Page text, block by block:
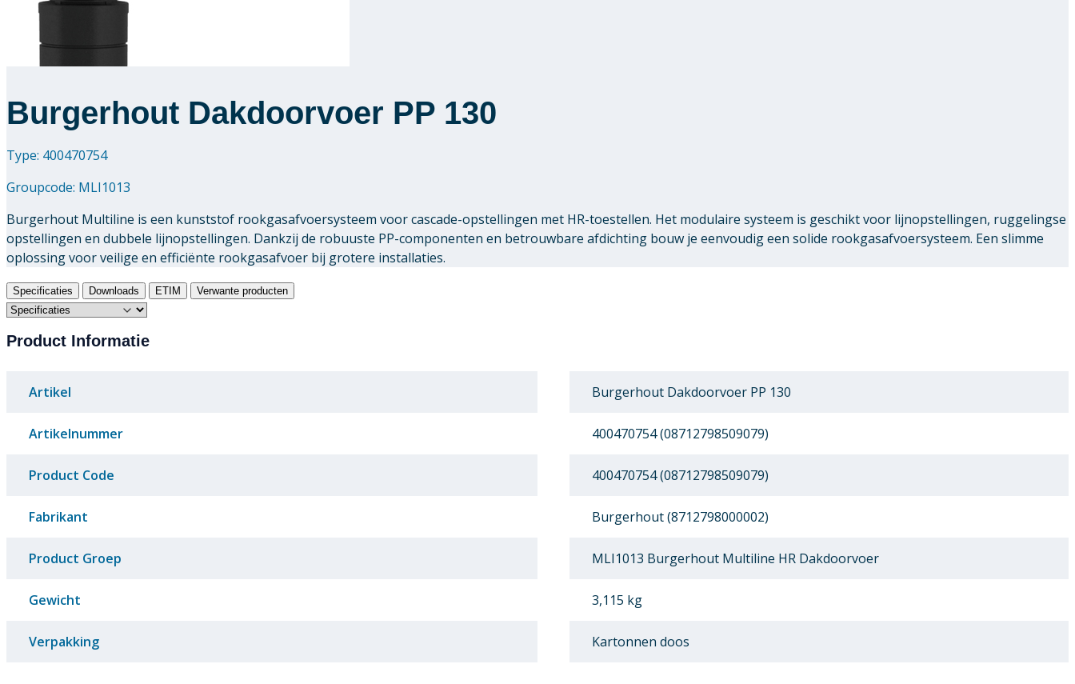
Burgerhout Dakdoorvoer PP 130
Type: 400470754
Groupcode: MLI1013
Burgerhout Multiline is een kunststof rookgasafvoersysteem voor cascade-opstellingen met HR-toestellen. Het modulaire systeem is geschikt voor lijnopstellingen, ruggelingse
opstellingen en dubbele lijnopstellingen. Dankzij de robuuste PP-componenten en betrouwbare afdichting bouw je eenvoudig een solide rookgasafvoersysteem. Een slimme
oplossing voor veilige en efficiënte rookgasafvoer bij grotere installaties.
Specificaties Downloads ETIM Verwante producten
Product Informatie
Artikel Burgerhout Dakdoorvoer PP 130
Artikelnummer 400470754 (08712798509079)
Product Code 400470754 (08712798509079)
Fabrikant Burgerhout (8712798000002)
Product Groep MLI1013 Burgerhout Multiline HR Dakdoorvoer
Gewicht 3,115 kg
Verpakking Kartonnen doos